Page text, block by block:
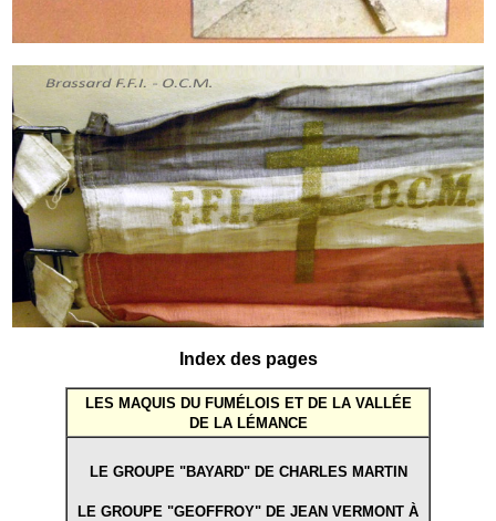
Index des pages
LES MAQUIS DU FUMÉLOIS ET DE LA VALLÉE
DE LA LÉMANCE
LE GROUPE "BAYARD" DE CHARLES MARTIN
LE GROUPE "GEOFFROY" DE JEAN VERMONT À